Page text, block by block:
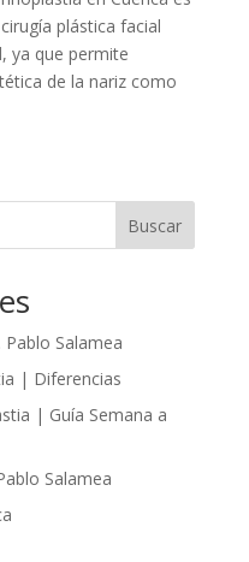
plástica facial
ya que permite
de la nariz como
Buscar
Salamea
| Diferencias
| Guía Semana a
Salamea